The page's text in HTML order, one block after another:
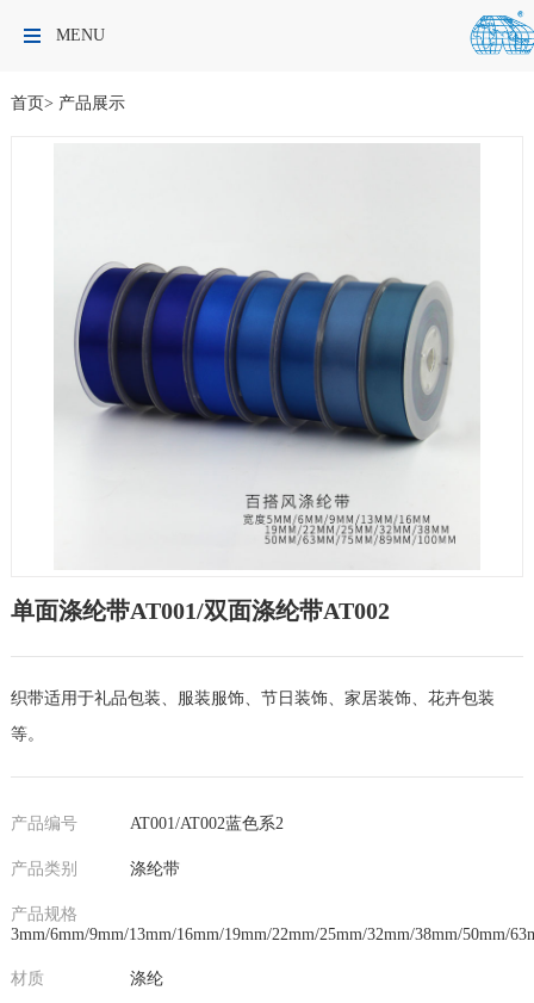
MENU
首页> 产品展示
单面涤纶带AT001/双面涤纶带AT002
织带适用于礼品包装、服装服饰、节日装饰、家居装饰、花卉包装
等。
产品编号 AT001/AT002蓝色系2
产品类别 涤纶带
产品规格
3mm/6mm/9mm/13mm/16mm/19mm/22mm/25mm/32mm/38mm/50mm/
材质 涤纶